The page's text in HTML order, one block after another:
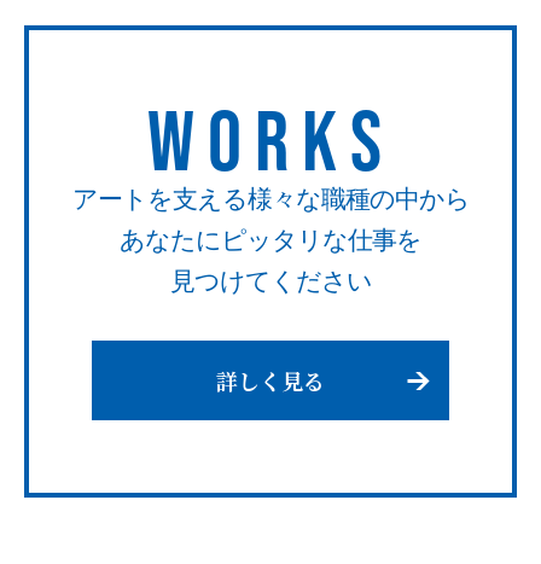
WORKS
アートを支える様々な職種の中から
あなたにピッタリな仕事を
見つけてください
詳しく見る